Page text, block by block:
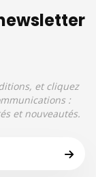
et cliquez
:
et nouveautés.